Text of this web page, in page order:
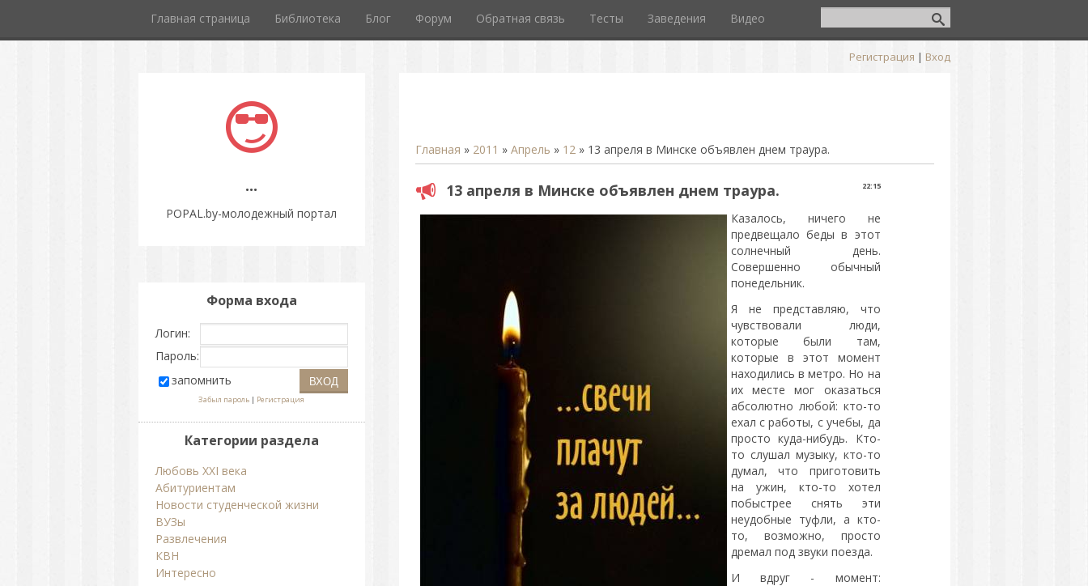
Главная страница Библиотека Блог Форум Обратная связь Тесты Заведения Видео
Регистрация | Вход
...
POPAL.by-молодежный портал
Главная » 2011 » Апрель » 12» 13 апреля в Минске объявлен днем траура.
22:15
13 апреля в Минске объявлен днем траура.
Казалось, ничего не
предвещало беды в этот
солнечный день.
Совершенно обычный
понедельник.
Я не представляю, что
чувствовали люди,
которые были там,
которые в этот момент
находились в метро. Но на
их месте мог оказаться
абсолютно любой: кто-то
ехал с работы, с учебы, да
просто куда-нибудь. Кто-
то слушал музыку, кто-то
думал, что приготовить
на ужин, кто-то хотел
побыстрее снять эти
неудобные туфли, а кто-
то, возможно, просто
дремал под звуки поезда.
И вдруг - момент:
Форма входа
Логин:
Пароль:
запомнить
Забыл пароль | Регистрация
Категории раздела
Любовь ХХI века
Абитуриентам
Новости студенческой жизни
ВУЗы
Развлечения
КВН
Интересно